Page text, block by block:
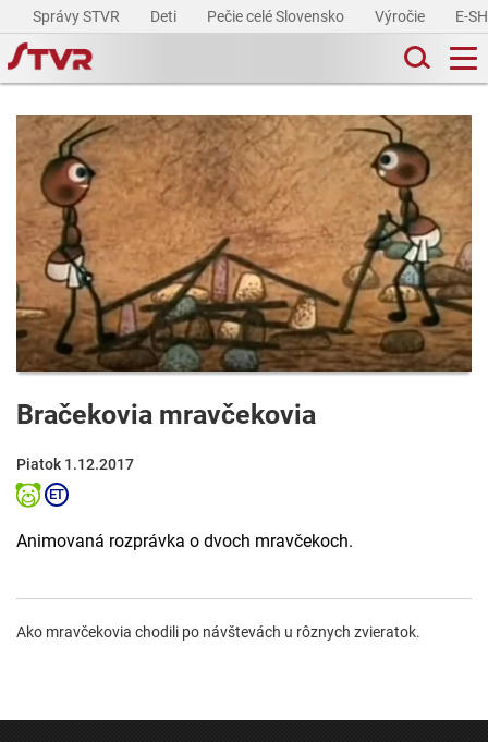
Správy STVR Deti Pečie celé Slovensko Výročie E-
Bračekovia mravčekovia
Piatok 1.12.2017
Animovaná rozprávka o dvoch mravčekoch.
Ako mravčekovia chodili po návštevách u rôznych zvieratok.